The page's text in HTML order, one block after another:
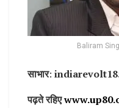
Baliram
साभार:
पढ़ते रहिए